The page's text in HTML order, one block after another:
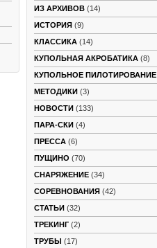
ИЗ АРХИВОВ (14)
ИСТОРИЯ (9)
КЛАССИКА (14)
КУПОЛЬНАЯ АКРОБАТИКА (8)
КУПОЛЬНОЕ ПИЛОТИРОВАНИЕ
МЕТОДИКИ (3)
НОВОСТИ (133)
ПАРА-СКИ (4)
ПРЕССА (6)
ПУЩИНО (70)
СНАРЯЖЕНИЕ (34)
СОРЕВНОВАНИЯ (42)
СТАТЬИ (32)
ТРЕКИНГ (2)
ТРУБЫ (17)